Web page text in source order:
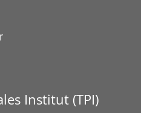
Institut (TPI)